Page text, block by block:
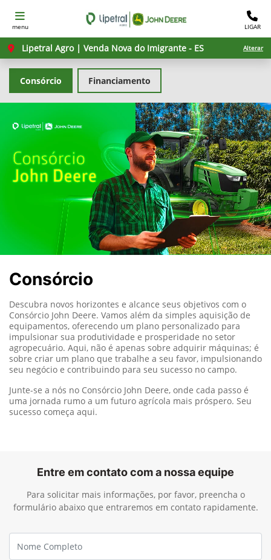
menu LIGAR
Lipetral Agro | Venda Nova do Imigrante - ES Alterar
Consórcio Financiamento
Consórcio
Descubra novos horizontes e alcance seus objetivos com o
Consórcio John Deere. Vamos além da simples aquisição de
equipamentos, oferecendo um plano personalizado para
impulsionar sua produtividade e prosperidade no setor
agropecuário. Aqui, não é apenas sobre adquirir máquinas; é
sobre criar um plano que trabalhe a seu favor, impulsionando
seu negócio e contribuindo para seu sucesso no campo.
Junte-se a nós no Consórcio John Deere, onde cada passo é
uma jornada rumo a um futuro agrícola mais próspero. Seu
sucesso começa aqui.
Entre em contato com a nossa equipe
Para solicitar mais informações, por favor, preencha o
formulário abaixo que entraremos em contato rapidamente.